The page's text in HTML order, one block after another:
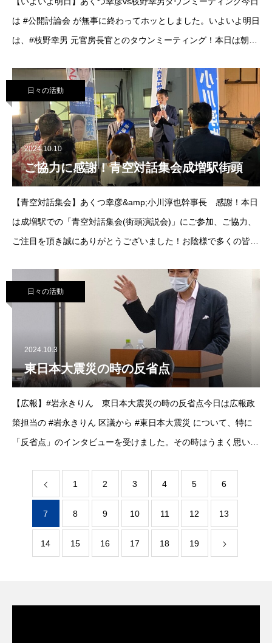
は #公開討論会 が無事に終わってホッとしました。いよいよ明日
は、#枝野幸男 元官房長官とのタウンミーティング！本日は朝か
日も一日ありがとうございました
日々の活動
2024.10.10
ご協力に感謝！青空対話集会成増駅街頭
【青空対話集会】あくつ幸彦&amp;小川淳也幹事長 感謝！本日
は成増駅での「青空対話集会(街頭演説会)」にご参加、ご協力、
ご注目を頂き誠にありがとうございました！お陰様で多くの皆様
ぴらだ#東京11区 #板橋区#あ
日々の活動
2024.10.3
東日本大震災の時の反省点
【広報】#岩永きりん 東日本大震災の時の反省点今日は広報政
策担当の #岩永きりん 区議から #東日本大震災 について、特に
「反省点」のインタビューを受けました。その時はうまく思い出
害。石巻市の地域代表者(業
1 2 3 4 5 6
7 8 9 10 11 12 13
14 15 16 17 18 19